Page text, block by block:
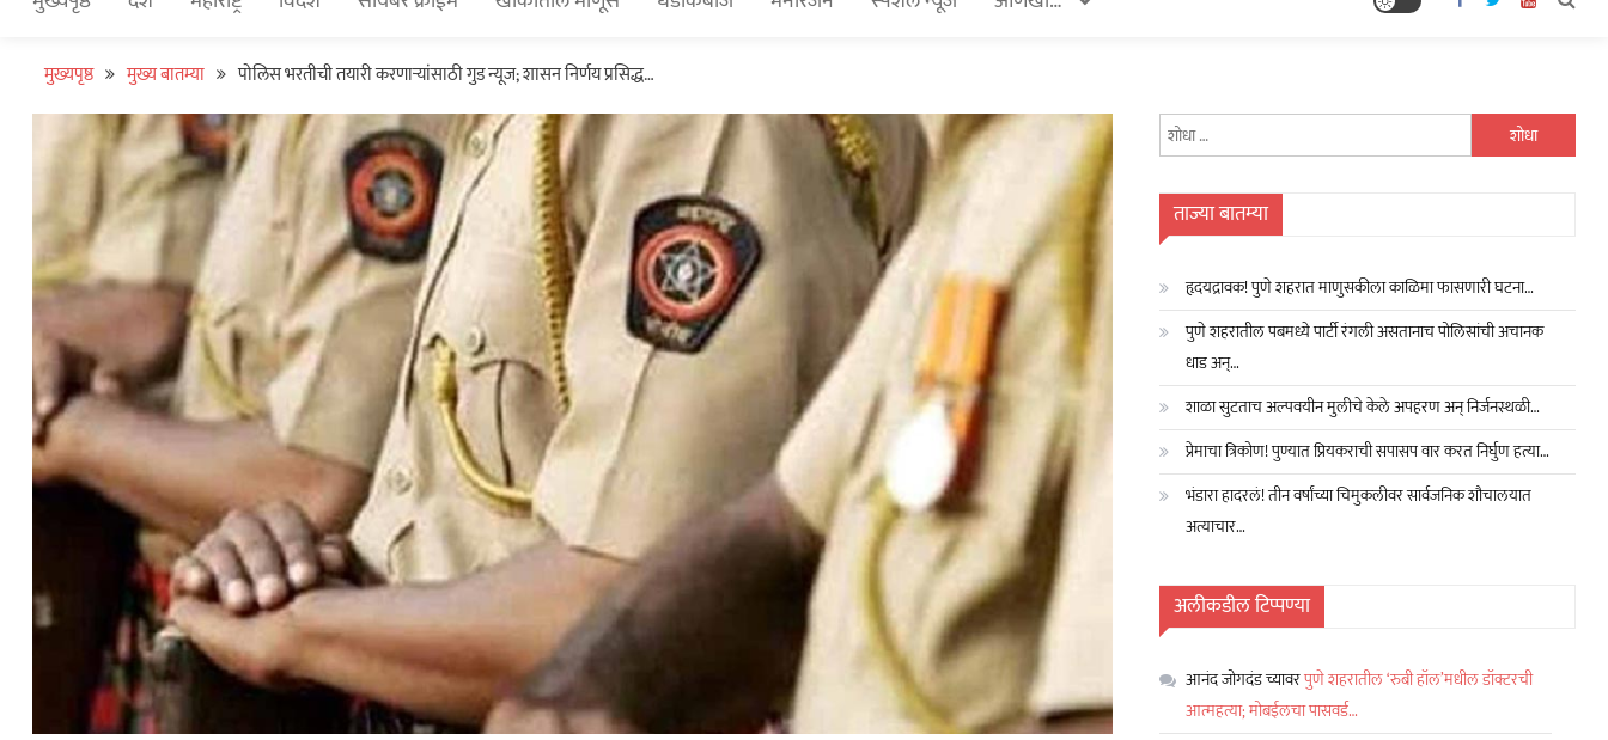
मुख्यपृष्ठ मुख्य बातम्या पोलिस भरतीची तयारी करणाऱ्यांसाठी गुड न्यूज; शासन निर्णय प्रसिद्ध…
शोध
ताज्या बातम्या
हृदयद्रावक! पुणे शहरात माणुसकीला काळिमा फासणारी घटना…
पुणे शहरातील पबमध्ये पार्टी रंगली असतानाच पोलिसांची अचानक
धाड अन्…
शाळा सुटताच अल्पवयीन मुलीचे केले अपहरण अन् निर्जनस्थळी…
प्रेमाचा त्रिकोण! पुण्यात प्रियकराची सपासप वार करत निर्घुण हत्या…
भंडारा हादरलं! तीन वर्षांच्या चिमुकलीवर सार्वजनिक शौचालयात
अत्याचार…
अलीकडील टिप्पण्या
आनंद जोगदंडच्यावरपुणे शहरातील ‘रुबी हॉल’मधील डॉक्टरची
आत्महत्या; मोबईलचा पासवर्ड…